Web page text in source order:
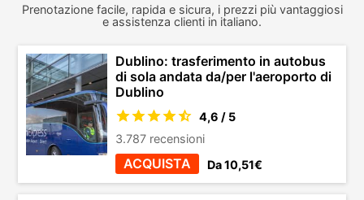
Prenotazione facile, rapida e sicura, i prezzi più vantaggiosi
e assistenza clienti in italiano.
Dublino: trasferimento in autobus
di sola andata da/per l'aeroporto di
Dublino
4,6 / 5
3.787 recensioni
ACQUISTA Da 10,51€